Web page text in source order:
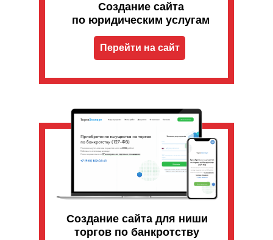
Создание сайта
по юридическим услугам
Перейти на сайт
Создание сайта для ниши
торгов по банкротству